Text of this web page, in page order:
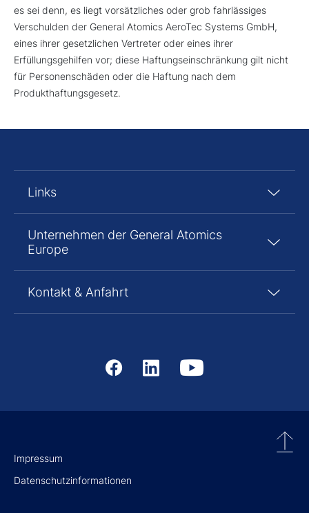
es sei denn, es liegt vorsätzliches oder grob fahrlässiges
Verschulden der General Atomics AeroTec Systems GmbH,
eines ihrer gesetzlichen Vertreter oder eines ihrer
Erfüllungsgehilfen vor; diese Haftungseinschränkung gilt nicht
für Personenschäden oder die Haftung nach dem
Produkthaftungsgesetz.
Links
Unternehmen der General Atomics
Europe
Kontakt & Anfahrt
Impressum
Datenschutzinformationen